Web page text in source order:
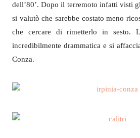
dell’80’. Dopo il terremoto infatti visti
si valutò che sarebbe costato meno
che cercare di rimetterlo in sesto.
incredibilmente drammatica e si
Conza.